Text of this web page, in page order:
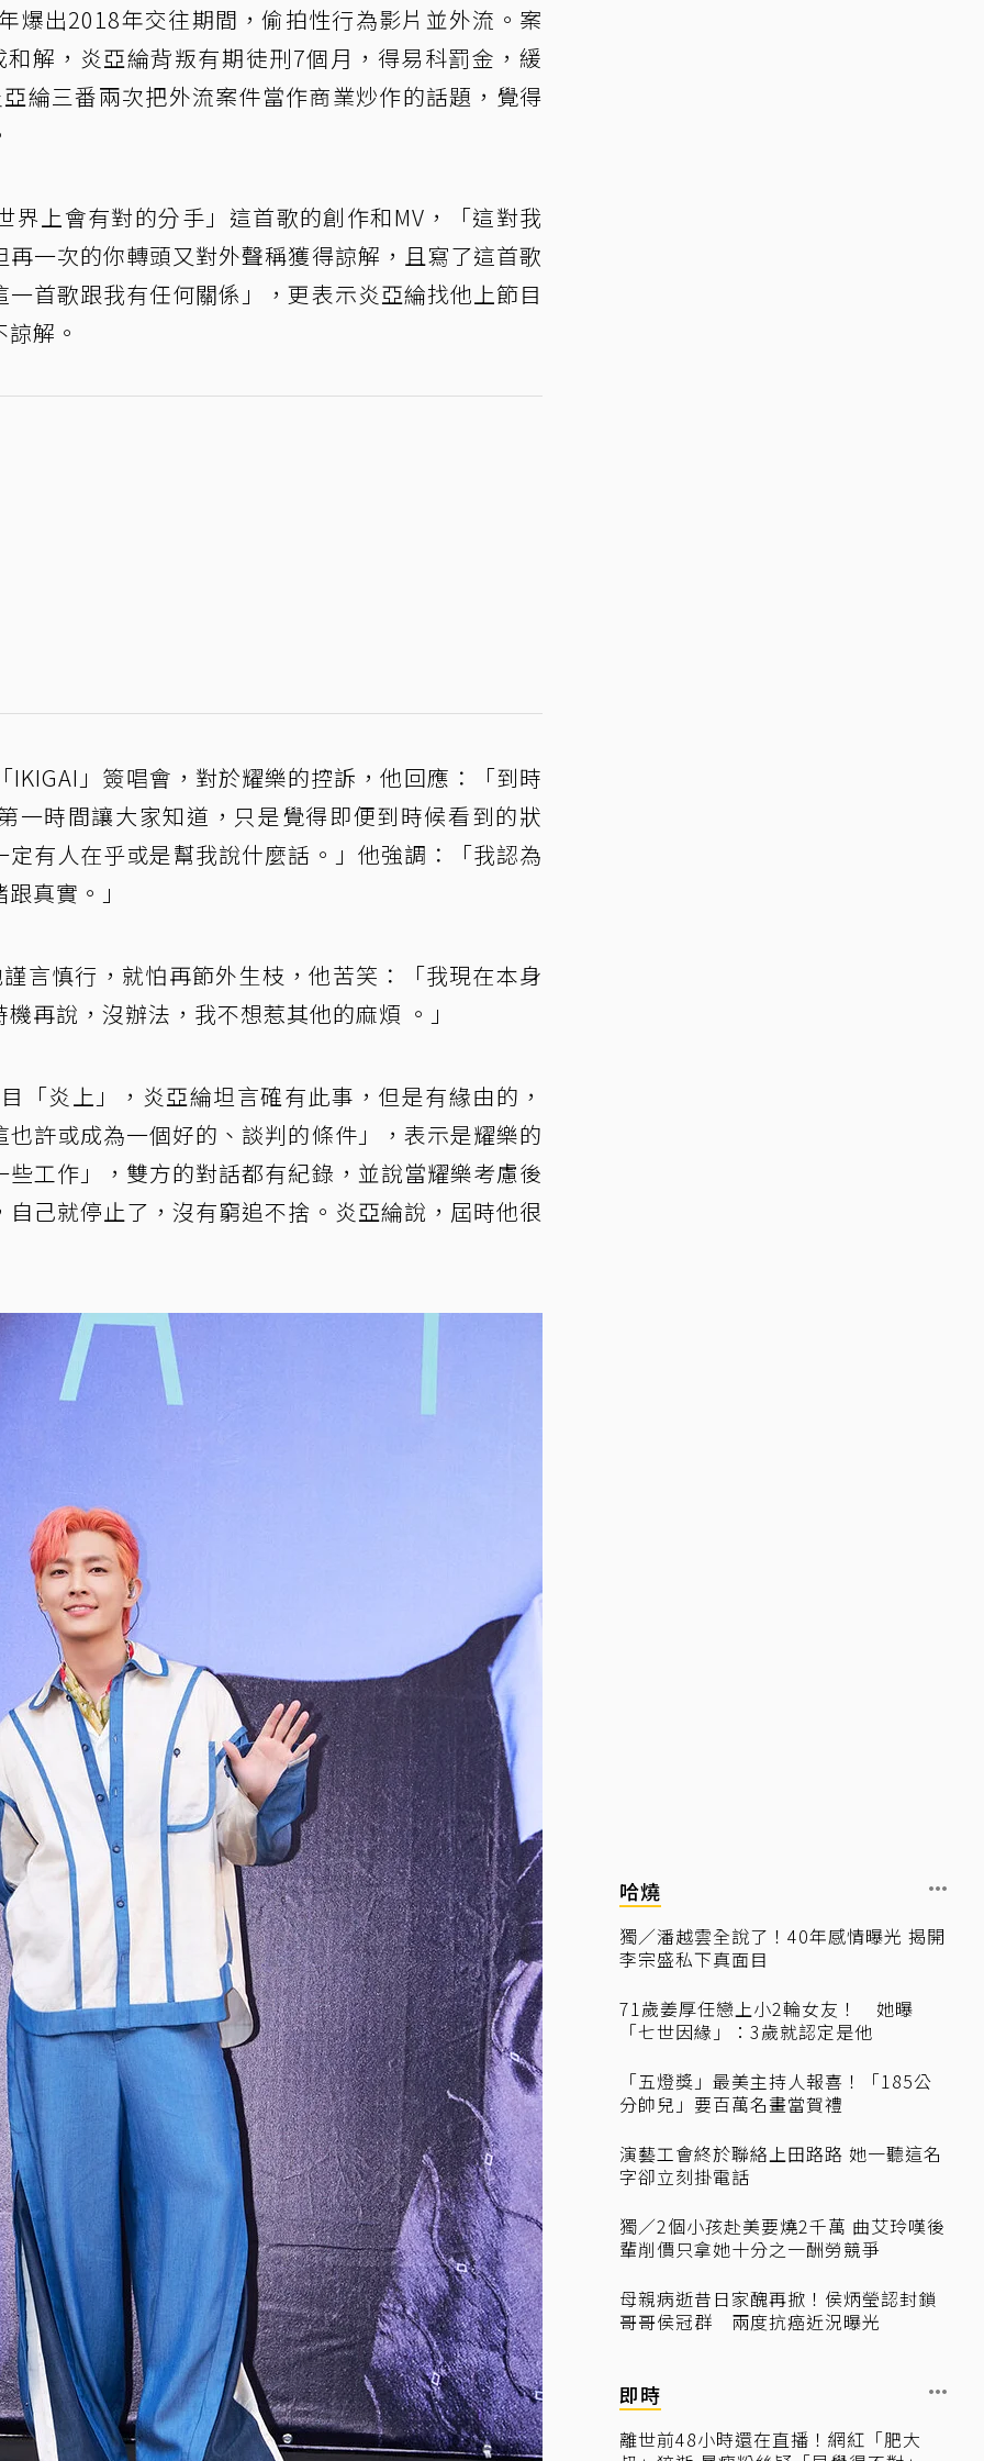
爆出2018年交往期間，偷拍性行為影片並外流。案
解，炎亞綸背叛有期徒刑7個月，得易科罰金，緩
綸三番兩次把外流案件當作商業炒作的話題，覺得
界上會有對的分手」這首歌的創作和MV，「這對我
一次的你轉頭又對外聲稱獲得諒解，且寫了這首歌
首歌跟我有任何關係」，更表示炎亞綸找他上節目
解。
」簽唱會，對於耀樂的控訴，他回應：「到時
一時間讓大家知道，只是覺得即便到時候看到的狀
有人在乎或是幫我說什麼話。」他強調：「我認為
真實。」
言慎行，就怕再節外生枝，他苦笑：「我現在本身
再說，沒辦法，我不想惹其他的麻煩 。」
「炎上」，炎亞綸坦言確有此事，但是有緣由的，
許或成為一個好的、談判的條件」，表示是耀樂的
工作」，雙方的對話都有紀錄，並說當耀樂考慮後
己就停止了，沒有窮追不捨。炎亞綸說，屆時他很
哈燒
獨／潘越雲全說了！40年感情曝光 揭開
李宗盛私下真面目
71歲姜厚任戀上小2輪女友！ 她曝
「七世因緣」：3歲就認定是他
「五燈獎」最美主持人報喜！「185公
分帥兒」要百萬名畫當賀禮
演藝工會終於聯絡上田路路 她一聽這名
字卻立刻掛電話
獨／2個小孩赴美要燒2千萬 曲艾玲嘆後
輩削價只拿她十分之一酬勞競爭
母親病逝昔日家醜再掀！侯炳瑩認封鎖
哥哥侯冠群 兩度抗癌近況曝光
即時
離世前48小時還在直播！網紅「肥大